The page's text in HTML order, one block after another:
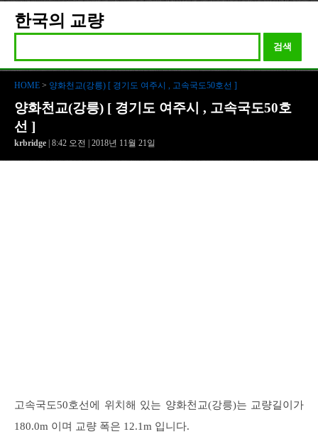
한국의 교량
검색
HOME > 양화천교(강릉) [ 경기도 여주시 , 고속국도50호선 ]
양화천교(강릉) [ 경기도 여주시 , 고속국도50호
선 ]
krbridge | 8:42 오전 | 2018년 11월 21일
고속국도50호선에 위치해 있는 양화천교(강릉)는 교량길이가
180.0m 이며 교량 폭은 12.1m 입니다.